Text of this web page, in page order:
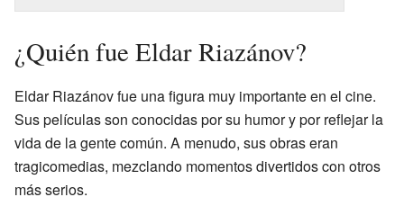
¿Quién fue Eldar Riazánov?
Eldar Riazánov fue una figura muy importante en el cine.
Sus películas son conocidas por su humor y por reflejar la
vida de la gente común. A menudo, sus obras eran
tragicomedias, mezclando momentos divertidos con otros
más serios.